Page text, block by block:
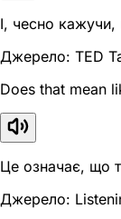
І, чесно кажучи,
Джерело: TED
Does that mean
Це означає, що
Джерело: